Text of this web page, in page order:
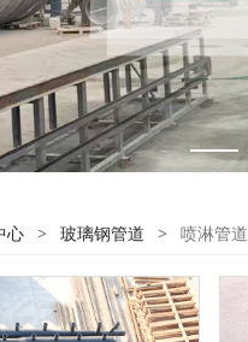
心 > 玻璃钢管道 > 喷淋管道